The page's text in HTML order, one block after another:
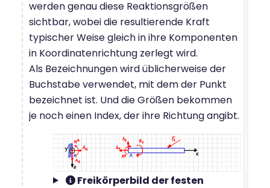
werden genau diese Reaktionsgrößen
sichtbar, wobei die resultierende Kraft
typischer Weise gleich in ihre Komponenten
in Koordinatenrichtung zerlegt wird.
Als Bezeichnungen wird üblicherweise der
Buchstabe verwendet, mit dem der Punkt
bezeichnet ist. Und die Größen bekommen
je noch einen Index, der ihre Richtung angibt.
Freikörperbild der festen